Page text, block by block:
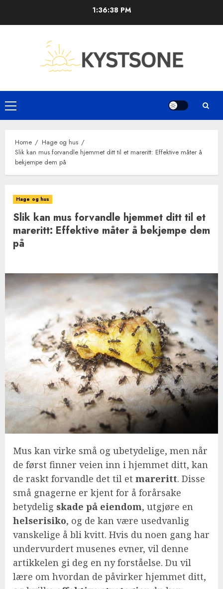
1:36:38 PM
Primary
Menu
Home
Hage og hus
Slik kan mus forvandle hjemmet ditt til et mareritt: Effektive måter å
bekjempe dem på
Hage og hus
Slik kan mus forvandle hjemmet ditt til et
mareritt: Effektive måter å bekjempe dem
på
Mus kan virke små og ubetydelige, men når
de først finner veien inn i hjemmet ditt, kan
de raskt forvandle det til et mareritt. Disse
små gnagerne er kjent for å forårsake
betydelig skade på eiendom, utgjøre en
helserisiko, og de kan være usedvanlig
vanskelige å bli kvitt. Hvis du noen gang har
undervurdert musenes evner, vil denne
artikkelen gi deg en ny forståelse. Du vil
lære om hvordan de påvirker hjemmet ditt,